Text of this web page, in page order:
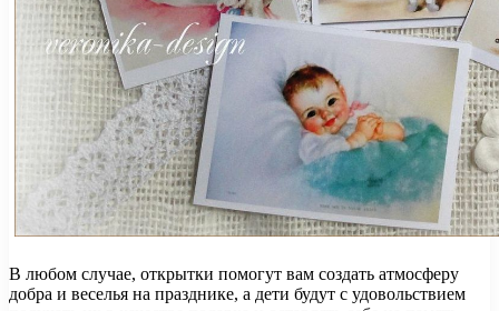
В любом случае, открытки помогут вам создать атмосферу
добра и веселья на празднике, а дети будут с удовольствием